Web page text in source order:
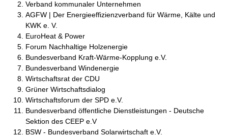
Verband kommunaler Unternehmen
AGFW | Der Energieeffizienzverband für Wärme, Kälte und
KWK e. V.
EuroHeat & Power
Forum Nachhaltige Holzenergie
Bundesverband Kraft-Wärme-Kopplung e.V.
Bundesverband Windenergie
Wirtschaftsrat der CDU
Grüner Wirtschaftsdialog
Wirtschaftsforum der SPD e.V.
Bundesverband öffentliche Dienstleistungen - Deutsche
Sektion des CEEP e.V
BSW - Bundesverband Solarwirtschaft e.V.